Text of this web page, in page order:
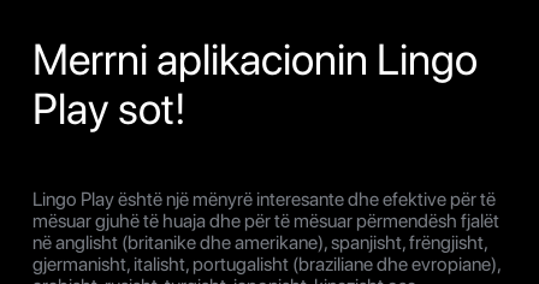
Merrni aplikacionin Lingo
Play sot!
Lingo Play është një mënyrë interesante dhe efektive për të
mësuar gjuhë të huaja dhe për të mësuar përmendësh fjalët
në anglisht (britanike dhe amerikane), spanjisht, frëngjisht,
gjermanisht, italisht, portugalisht (braziliane dhe evropiane),